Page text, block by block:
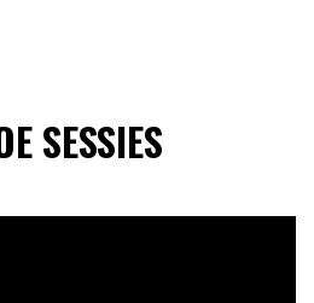
SESSIES